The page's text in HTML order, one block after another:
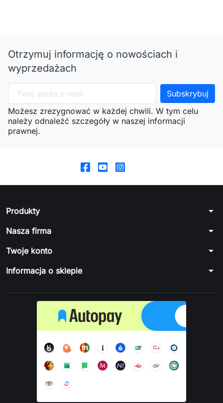
Otrzymuj informację o nowościach i
wyprzedażach
Możesz zrezygnować w każdej chwili. W tym celu
należy odnaleźć szczegóły w naszej informacji
prawnej.
Produkty arrow_drop_down
Nasza firma arrow_drop_down
Twoje konto arrow_drop_down
Informacja o sklepie arrow_drop_down